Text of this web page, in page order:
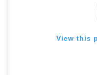
View this